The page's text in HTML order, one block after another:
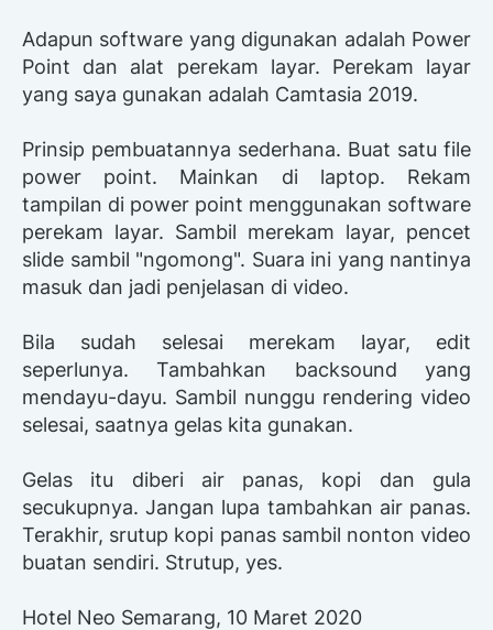
Adapun software yang digunakan adalah Power
Point dan alat perekam layar. Perekam layar
yang saya gunakan adalah Camtasia 2019.
Prinsip pembuatannya sederhana. Buat satu file
power point. Mainkan di laptop. Rekam
tampilan di power point menggunakan software
perekam layar. Sambil merekam layar, pencet
slide sambil "ngomong". Suara ini yang nantinya
masuk dan jadi penjelasan di video.
Bila sudah selesai merekam layar, edit
seperlunya. Tambahkan backsound yang
mendayu-dayu. Sambil nunggu rendering video
selesai, saatnya gelas kita gunakan.
Gelas itu diberi air panas, kopi dan gula
secukupnya. Jangan lupa tambahkan air panas.
Terakhir, srutup kopi panas sambil nonton video
buatan sendiri. Strutup, yes.
Hotel Neo Semarang, 10 Maret 2020